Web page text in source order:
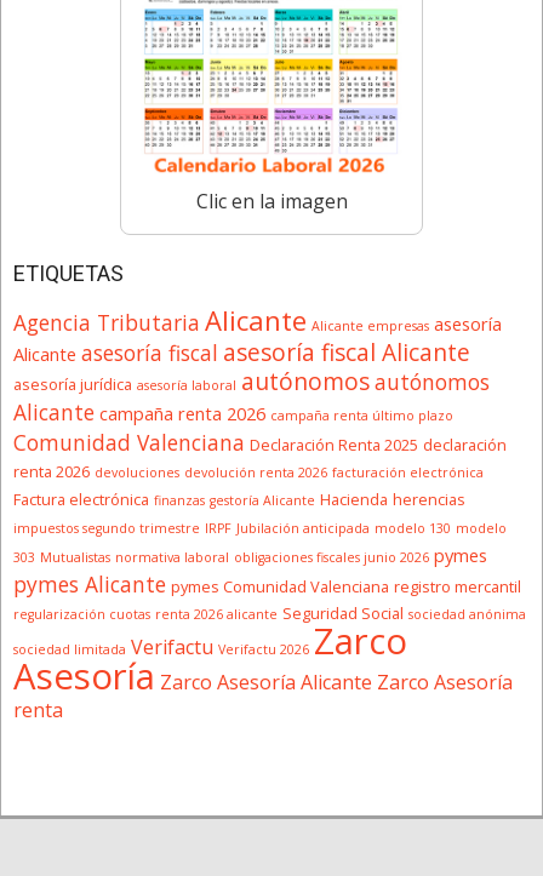
Clic en la imagen
ETIQUETAS
Agencia Tributaria Alicante Alicante empresas asesoría
Alicante asesoría fiscal asesoría fiscal Alicante
asesoría jurídica asesoría laboral autónomosautónomos
Alicante campaña renta 2026 campaña renta último plazo
Comunidad Valenciana Declaración Renta 2025 declaración
renta 2026 devoluciones devolución renta 2026 facturación electrónica
Factura electrónica finanzas gestoría Alicante Hacienda herencias
impuestos segundo trimestre IRPF Jubilación anticipada modelo 130 modelo
303 Mutualistas normativa laboral obligaciones fiscales junio 2026 pymes
pymes Alicante pymes Comunidad Valenciana registro mercantil
regularización cuotas renta 2026 alicante Seguridad Social sociedad anónima
sociedad limitada Verifactu Verifactu 2026 Zarco
Asesoría Zarco Asesoría Alicante Zarco Asesoría
renta